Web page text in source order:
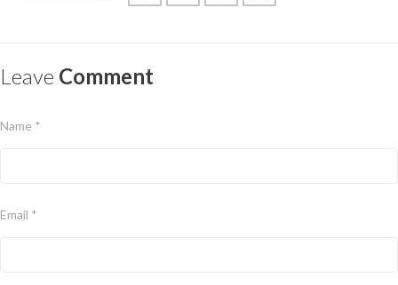
Leave Comment
Name *
Email *